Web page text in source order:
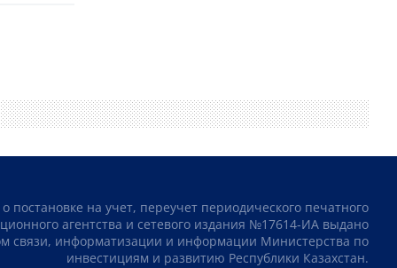
постановке на учет, переучет периодического печатного
агентства и сетевого издания №17614-ИА выдано
связи, информатизации и информации Министерства по
инвестициям и развитию Республики Казахстан.